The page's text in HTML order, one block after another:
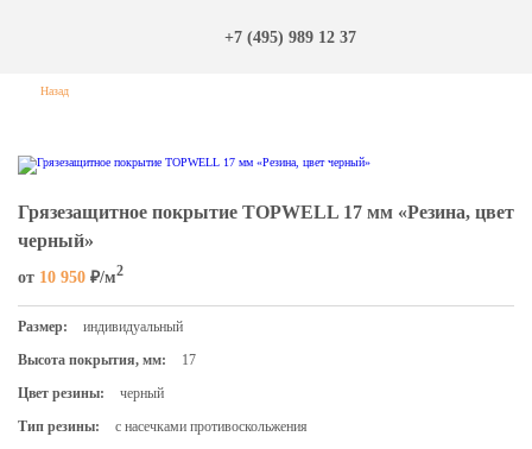
+7 (495) 989 12 37
Назад
Грязезащитное покрытие TOPWELL 17 мм «Резина, цвет
черный»
от 10 950 ₽/м2
Размер:
индивидуальный
Высота покрытия, мм:
17
Цвет резины:
черный
Тип резины:
с насечками противоскольжения